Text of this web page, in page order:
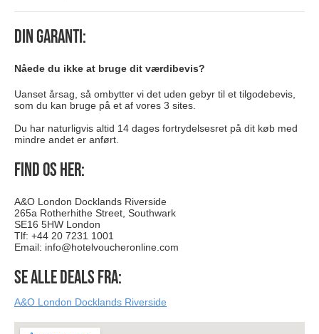
Din garanti:
Nåede du ikke at bruge dit værdibevis?
Uanset årsag, så ombytter vi det uden gebyr til et tilgodebevis,
som du kan bruge på et af vores 3 sites.
Du har naturligvis altid 14 dages fortrydelsesret på dit køb med
mindre andet er anført.
Find os her:
A&O London Docklands Riverside
265a Rotherhithe Street, Southwark
SE16 5HW London
Tlf: +44 20 7231 1001
Email: info@hotelvoucheronline.com
Se alle deals fra:
A&O London Docklands Riverside